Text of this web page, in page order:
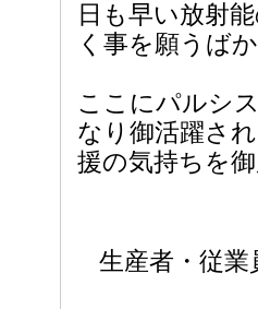
日も早い放射
く事を願うば
ここにパルシ
なり御活躍さ
援の気持ちを
生産者・従